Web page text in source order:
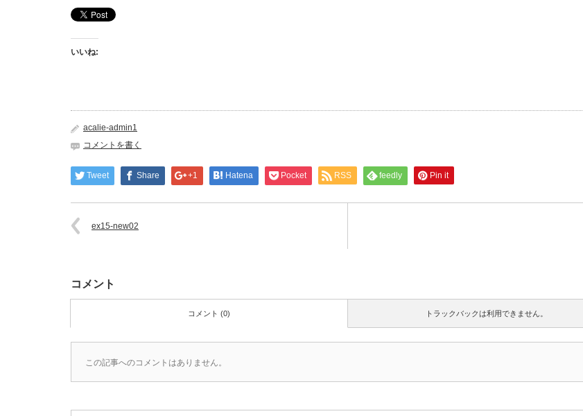
いいね:
acalie-admin1
コメントを書く
Tweet Share +1 Hatena Pocket RSS feedly Pin it
ex15-new02
コメント
トラックバックは利用できません。
コメント (0)
この記事へのコメントはありません。